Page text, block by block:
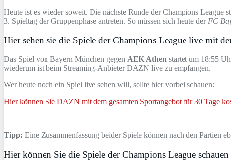
Heute ist es wieder soweit. Die nächste Runde der Champions League
3. Spieltag der Gruppenphase antreten. So müssen sich heute der FC
Hier sehen sie die Spiele der Champions League live mit
Das Spiel von Bayern München gegen AEK Athen startet um 18:55
wiederum ist beim Streaming-Anbieter DAZN live zu empfangen.
Wer heute noch ein Spiel live sehen will, sollte hier vorbei schauen:
Hier können Sie DAZN mit dem gesamten Sportangebot für 30 Tage
Tipp: Eine Zusammenfassung beider Spiele können nach den Partien
Hier können Sie die Spiele der Champions League schauen